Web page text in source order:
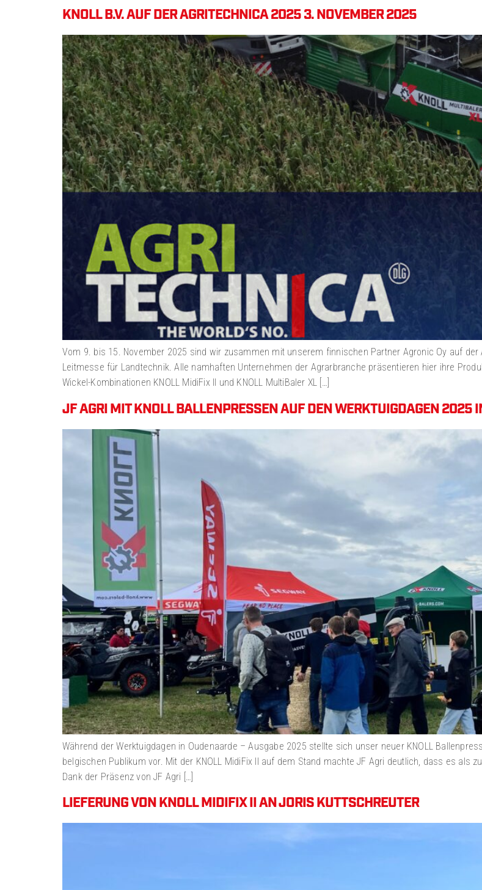
KNOLL B.V. AUF DER AGRITECHNICA 2025 3. NOVEMBER 2025
Vom 9. bis 15. November 2025 sind wir zusammen mit unserem finnischen Partner Agronic Oy auf
Leitmesse für Landtechnik. Alle namhaften Unternehmen der Agrarbranche präsentieren hier ihre
Wickel-Kombinationen KNOLL MidiFix II und KNOLL MultiBaler XL […]
JF AGRI MIT KNOLL BALLENPRESSEN AUF DEN WERKTUIGDAGEN 2025
Während der Werktuigdagen in Oudenaarde – Ausgabe 2025 stellte sich unser neuer KNOLL
belgischen Publikum vor. Mit der KNOLL MidiFix II auf dem Stand machte JF Agri deutlich, dass es als
Dank der Präsenz von JF Agri […]
LIEFERUNG VON KNOLL MIDIFIX II AN JORIS KUTTSCHREUTER